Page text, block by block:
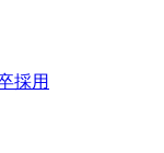
採用